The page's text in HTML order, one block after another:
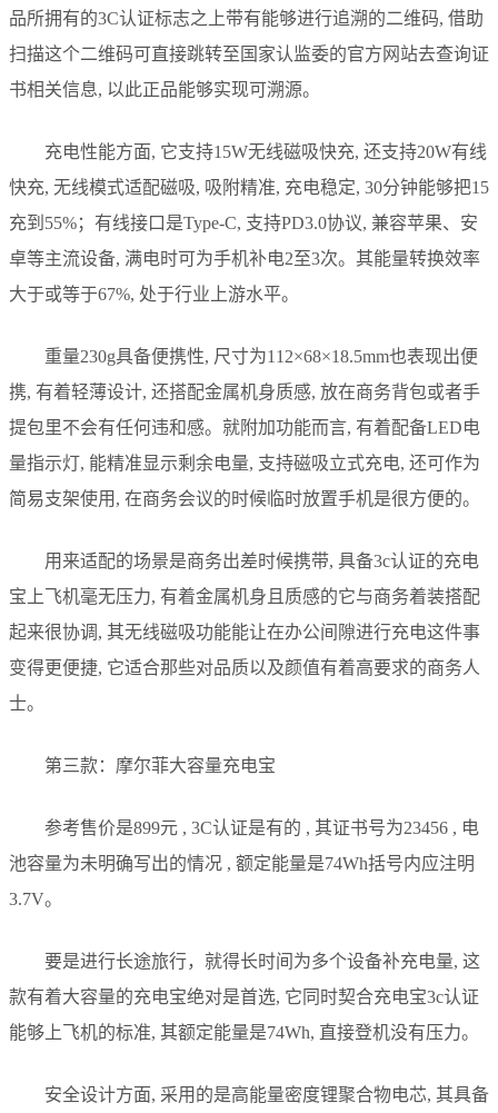
品所拥有的3C认证标志之上带有能够进行追溯的二维码, 借助
扫描这个二维码可直接跳转至国家认监委的官方网站去查询证
书相关信息, 以此正品能够实现可溯源。
充电性能方面, 它支持15W无线磁吸快充, 还支持20W有线
快充, 无线模式适配磁吸, 吸附精准, 充电稳定, 30分钟能够把15
充到55%；有线接口是Type-C, 支持PD3.0协议, 兼容苹果、安
卓等主流设备, 满电时可为手机补电2至3次。其能量转换效率
大于或等于67%, 处于行业上游水平。
重量230g具备便携性, 尺寸为112×68×18.5mm也表现出便
携, 有着轻薄设计, 还搭配金属机身质感, 放在商务背包或者手
提包里不会有任何违和感。就附加功能而言, 有着配备LED电
量指示灯, 能精准显示剩余电量, 支持磁吸立式充电, 还可作为
简易支架使用, 在商务会议的时候临时放置手机是很方便的。
用来适配的场景是商务出差时候携带, 具备3c认证的充电
宝上飞机毫无压力, 有着金属机身且质感的它与商务着装搭配
起来很协调, 其无线磁吸功能能让在办公间隙进行充电这件事
变得更便捷, 它适合那些对品质以及颜值有着高要求的商务人
士。
第三款：摩尔菲大容量充电宝
参考售价是899元 , 3C认证是有的 , 其证书号为23456 , 电
池容量为未明确写出的情况 , 额定能量是74Wh括号内应注明
3.7V。
要是进行长途旅行，就得长时间为多个设备补充电量, 这
款有着大容量的充电宝绝对是首选, 它同时契合充电宝3c认证
能够上飞机的标准, 其额定能量是74Wh, 直接登机没有压力。
安全设计方面, 采用的是高能量密度锂聚合物电芯, 其具备